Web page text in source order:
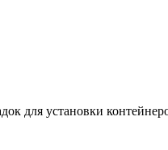
для установки